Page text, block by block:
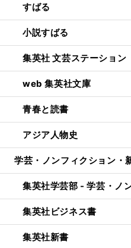
すばる
小説すばる
集英社 文芸ステーション
web 集英社文庫
青春と読書
アジア人物史
学芸・ノンフィクション・
集英社学芸部 - 学芸・ノ
集英社ビジネス書
集英社新書